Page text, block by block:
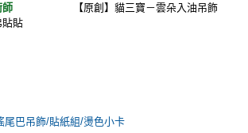
師
貼貼
【原創】貓三寶－雲朵入油吊飾
尾巴吊飾/貼紙組/燙色小卡